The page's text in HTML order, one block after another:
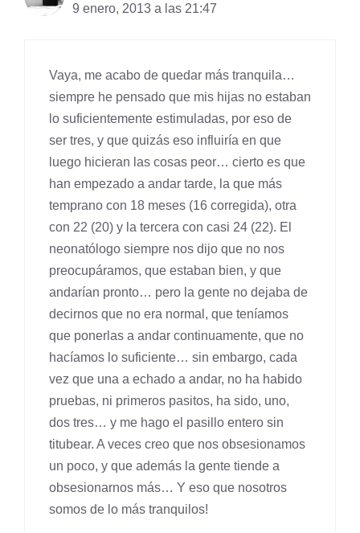
9 enero, 2013 a las 21:47
Vaya, me acabo de quedar más tranquila…
siempre he pensado que mis hijas no estaban
lo suficientemente estimuladas, por eso de
ser tres, y que quizás eso influiría en que
luego hicieran las cosas peor… cierto es que
han empezado a andar tarde, la que más
temprano con 18 meses (16 corregida), otra
con 22 (20) y la tercera con casi 24 (22). El
neonatólogo siempre nos dijo que no nos
preocupáramos, que estaban bien, y que
andarían pronto… pero la gente no dejaba de
decirnos que no era normal, que teníamos
que ponerlas a andar continuamente, que no
hacíamos lo suficiente… sin embargo, cada
vez que una a echado a andar, no ha habido
pruebas, ni primeros pasitos, ha sido, uno,
dos tres… y me hago el pasillo entero sin
titubear. A veces creo que nos obsesionamos
un poco, y que además la gente tiende a
obsesionarnos más… Y eso que nosotros
somos de lo más tranquilos!